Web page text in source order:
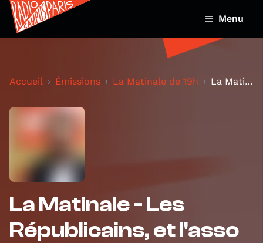
Menu
Accueil Émissions La Matinale de 19h La Matinale - Les Républicains, et l'asso "Kif Kif...
La Matinale - Les
Républicains, et l'asso